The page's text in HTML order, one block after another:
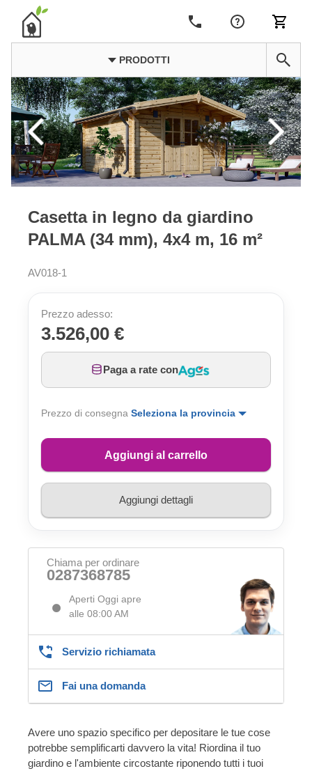
PRODOTTI
Casetta in legno da giardino
PALMA (34 mm), 4x4 m, 16 m²
AV018-1
Prezzo adesso:
3.526,00 €
Paga a rate con
Prezzo di consegna Seleziona la provincia
Aggiungi al carrello
Aggiungi dettagli
Chiama per ordinare
0287368785
Aperti Oggi apre
alle 08:00 AM
Servizio richiamata
Fai una domanda
Avere uno spazio specifico per depositare le tue cose
potrebbe semplificarti davvero la vita! Riordina il tuo
giardino e l'ambiente circostante riponendo tutti i tuoi